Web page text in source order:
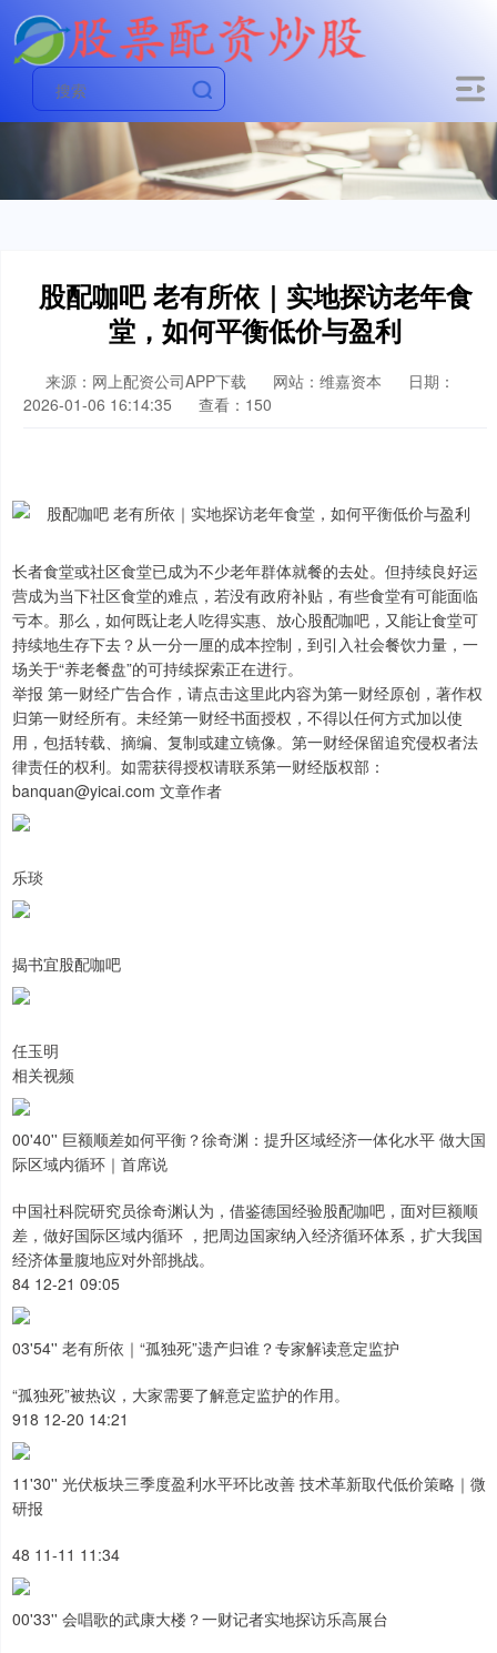
股配咖吧 老有所依｜实地探访老年食
堂，如何平衡低价与盈利
来源：网上配资公司APP下载 网站：维嘉资本
日期：
2026-01-06 16:14:35
查看：150
长者食堂或社区食堂已成为不少老年群体就餐的去处。但持续良好运
营成为当下社区食堂的难点，若没有政府补贴，有些食堂有可能面临
亏本。那么，如何既让老人吃得实惠、放心股配咖吧，又能让食堂可
持续地生存下去？从一分一厘的成本控制，到引入社会餐饮力量，一
场关于“养老餐盘”的可持续探索正在进行。
举报 第一财经广告合作，请点击这里此内容为第一财经原创，著作权
归第一财经所有。未经第一财经书面授权，不得以任何方式加以使
用，包括转载、摘编、复制或建立镜像。第一财经保留追究侵权者法
律责任的权利。如需获得授权请联系第一财经版权部：
banquan@yicai.com 文章作者
乐琰
揭书宜股配咖吧
任玉明
相关视频
00'40'' 巨额顺差如何平衡？徐奇渊：提升区域经济一体化水平 做大国
际区域内循环｜首席说
中国社科院研究员徐奇渊认为，借鉴德国经验股配咖吧，面对巨额顺
差，做好国际区域内循环 ，把周边国家纳入经济循环体系，扩大我国
经济体量腹地应对外部挑战。
84 12-21 09:05
03'54'' 老有所依｜“孤独死”遗产归谁？专家解读意定监护
“孤独死”被热议，大家需要了解意定监护的作用。
918 12-20 14:21
11'30'' 光伏板块三季度盈利水平环比改善 技术革新取代低价策略｜微
研报
48 11-11 11:34
00'33'' 会唱歌的武康大楼？一财记者实地探访乐高展台